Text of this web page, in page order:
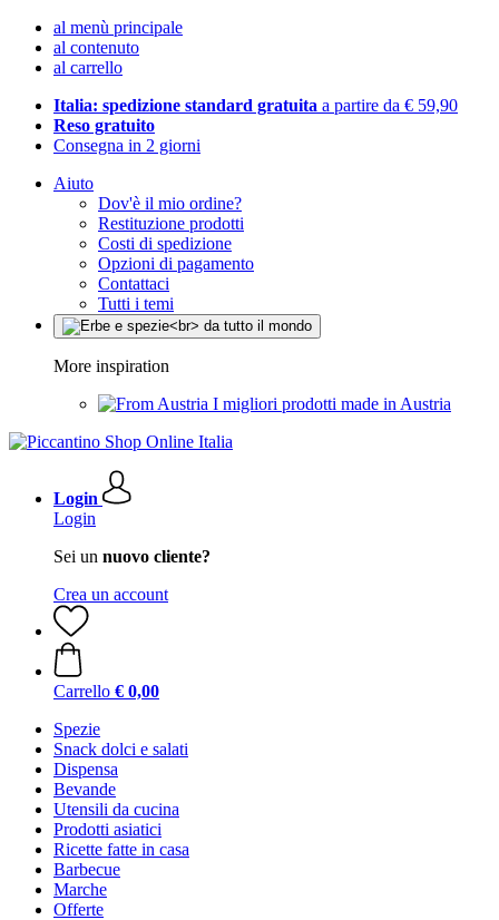
al menù principale
al contenuto
al carrello
Italia: spedizione standard gratuita a partire da € 59,90
Reso gratuito
Consegna in 2 giorni
Aiuto
Dov'è il mio ordine?
Restituzione prodotti
Costi di spedizione
Opzioni di pagamento
Contattaci
Tutti i temi
More inspiration
I migliori prodotti made in Austria
Login
Login
Sei un nuovo cliente?
Crea un account
Carrello € 0,00
Spezie
Snack dolci e salati
Dispensa
Bevande
Utensili da cucina
Prodotti asiatici
Ricette fatte in casa
Barbecue
Marche
Offerte